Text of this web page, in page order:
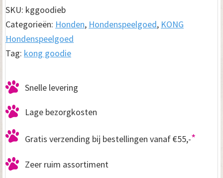
Bone
aantal
SKU: kggoodieb
Categorieën: Honden, Hondenspeelgoed, KONG
Hondenspeelgoed
Tag: kong goodie
Snelle levering
Lage bezorgkosten
Gratis verzending bij bestellingen vanaf €55,-*
Zeer ruim assortiment